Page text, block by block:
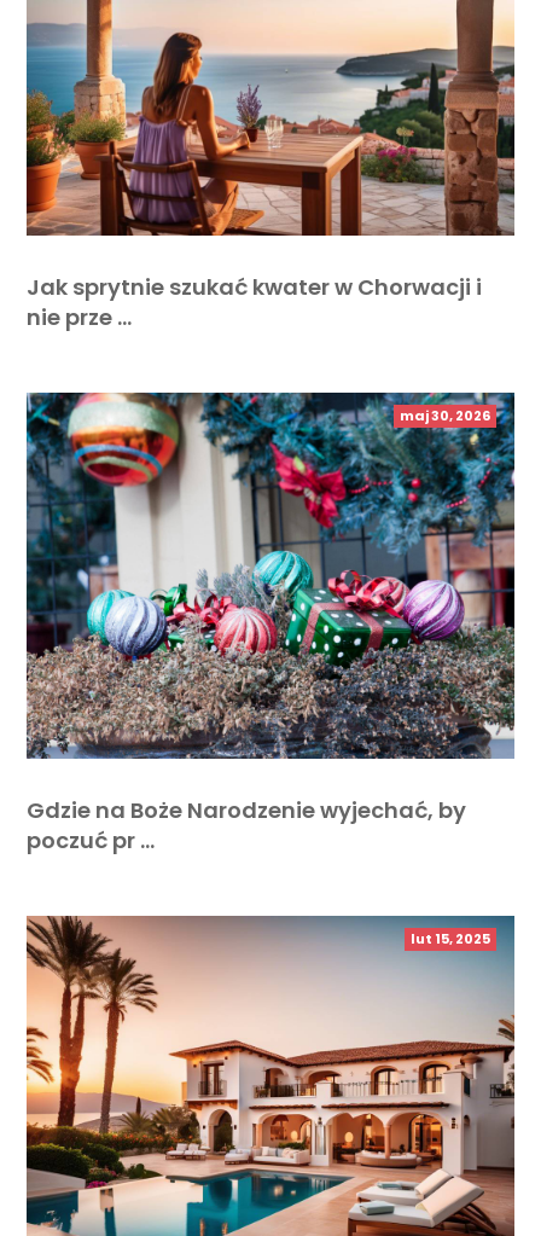
Jak sprytnie szukać kwater w Chorwacji i
nie prze …
maj 30, 2026
Gdzie na Boże Narodzenie wyjechać, by
poczuć pr …
lut 15, 2025